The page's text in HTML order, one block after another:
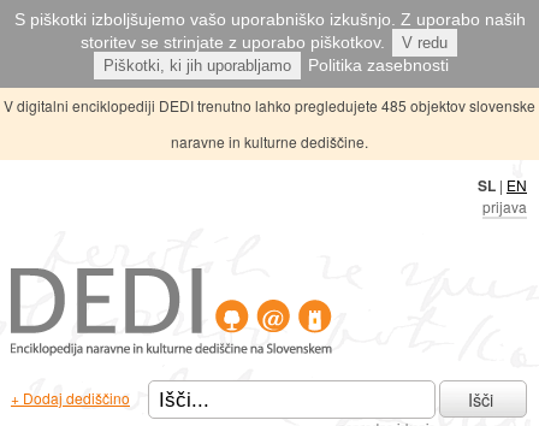
S piškotki izboljšujemo vašo uporabniško izkušnjo. Z uporabo naših
storitev se strinjate z uporabo piškotkov.
V redu
Piškotki, ki jih uporabljamo
Politika zasebnosti
V digitalni enciklopediji DEDI trenutno lahko pregledujete 485 objektov slovenske
naravne in kulturne dediščine.
SL | EN
prijava
+ Dodaj dediščino Išči